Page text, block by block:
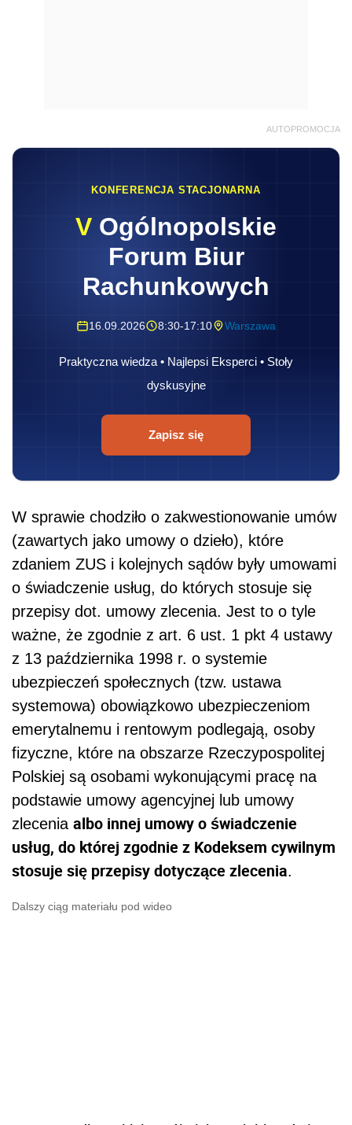
AUTOPROMOCJA
KONFERENCJA STACJONARNA
V Ogólnopolskie
Forum Biur
Rachunkowych
16.09.2026 8:30-17:10 Warszawa
Praktyczna wiedza • Najlepsi Eksperci • Stoły
dyskusyjne
Zapisz się
W sprawie chodziło o zakwestionowanie umów
(zawartych jako umowy o dzieło), które
zdaniem ZUS i kolejnych sądów były umowami
o świadczenie usług, do których stosuje się
przepisy dot. umowy zlecenia. Jest to o tyle
ważne, że zgodnie z art. 6 ust. 1 pkt 4 ustawy
z 13 października 1998 r. o systemie
ubezpieczeń społecznych (tzw. ustawa
systemowa) obowiązkowo ubezpieczeniom
emerytalnemu i rentowym podlegają, osoby
fizyczne, które na obszarze Rzeczypospolitej
Polskiej są osobami wykonującymi pracę na
podstawie umowy agencyjnej lub umowy
zlecenia albo innej umowy o świadczenie
usług, do której zgodnie z Kodeksem cywilnym
stosuje się przepisy dotyczące zlecenia.
Dalszy ciąg materiału pod wideo